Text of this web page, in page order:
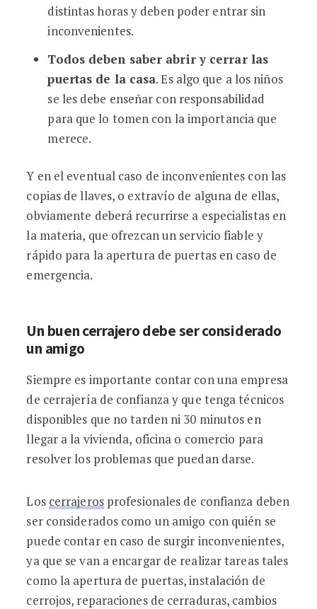
distintas horas y deben poder entrar sin
inconvenientes.
Todos deben saber abrir y cerrar las
puertas de la casa. Es algo que a los niños
se les debe enseñar con responsabilidad
para que lo tomen con la importancia que
merece.
Y en el eventual caso de inconvenientes con las
copias de llaves, o extravío de alguna de ellas,
obviamente deberá recurrirse a especialistas en
la materia, que ofrezcan un servicio fiable y
rápido para la apertura de puertas en caso de
emergencia.
Un buen cerrajero debe ser considerado
un amigo
Siempre es importante contar con una empresa
de cerrajería de confianza y que tenga técnicos
disponibles que no tarden ni 30 minutos en
llegar a la vivienda, oficina o comercio para
resolver los problemas que puedan darse.
Los cerrajerosprofesionales de confianza deben
ser considerados como un amigo con quién se
puede contar en caso de surgir inconvenientes,
ya que se van a encargar de realizar tareas tales
como la apertura de puertas, instalación de
cerrojos, reparaciones de cerraduras, cambios